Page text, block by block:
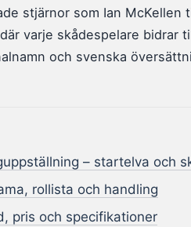
stjärnor som Ian McKellen
varje skådespelare bidrar
och svenska
– startelva och
rollista och handling
pris och specifikationer